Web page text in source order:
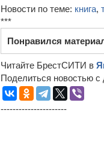
Новости по теме: книга,
***
Понравился
Читайте БрестСИТИ в
Поделиться новостью с
----------------------